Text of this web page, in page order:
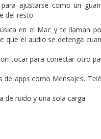
ajustarse como un
del resto.
en el Mac y te llaman
que el audio se detenga
tocar para conectar otro
apps como Mensajes,
de ruido y una sola carga